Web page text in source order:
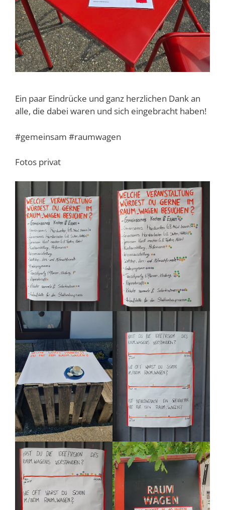
Ein paar Eindrücke und ganz herzlichen Dank an
alle, die dabei waren und sich eingebracht haben!
#gemeinsam #raumwagen
Fotos privat